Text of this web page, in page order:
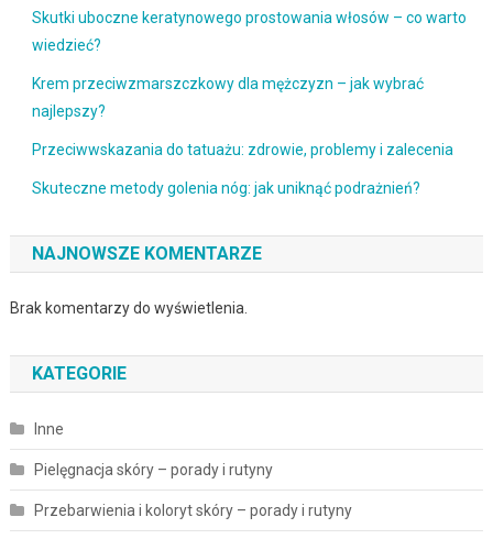
Skutki uboczne keratynowego prostowania włosów – co warto
wiedzieć?
Krem przeciwzmarszczkowy dla mężczyzn – jak wybrać
najlepszy?
Przeciwwskazania do tatuażu: zdrowie, problemy i zalecenia
Skuteczne metody golenia nóg: jak uniknąć podrażnień?
NAJNOWSZE KOMENTARZE
Brak komentarzy do wyświetlenia.
KATEGORIE
Inne
Pielęgnacja skóry – porady i rutyny
Przebarwienia i koloryt skóry – porady i rutyny